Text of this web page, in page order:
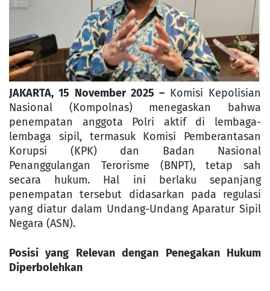
JAKARTA, 15 November 2025 – Komisi Kepolisian
Nasional (Kompolnas) menegaskan bahwa
penempatan anggota Polri aktif di lembaga-
lembaga sipil, termasuk Komisi Pemberantasan
Korupsi (KPK) dan Badan Nasional
Penanggulangan Terorisme (BNPT), tetap sah
secara hukum. Hal ini berlaku sepanjang
penempatan tersebut didasarkan pada regulasi
yang diatur dalam Undang-Undang Aparatur Sipil
Negara (ASN).
Posisi yang Relevan dengan Penegakan Hukum
Diperbolehkan